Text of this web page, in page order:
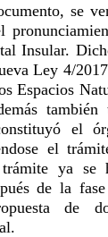
se
Insular.
Ley 4/
Espacios
el
el
ya se
de la
de